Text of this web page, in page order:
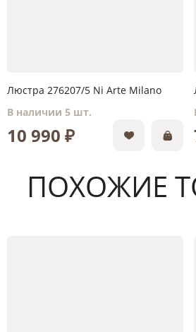
Люстра 276207/5 Ni Arte Milano
В наличии 5 шт.
10 990 ₽
ПОХОЖИЕ